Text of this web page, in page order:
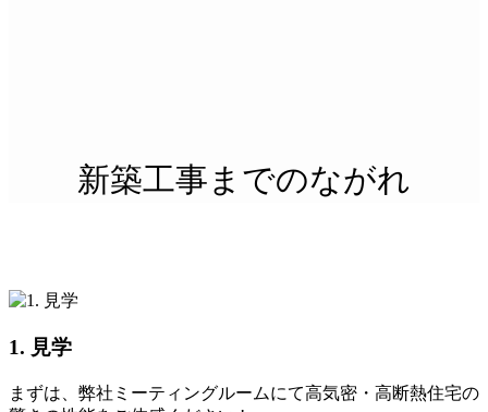
新築工事までのながれ
1. 見学
まずは、弊社ミーティングルームにて高気密・高断熱住宅の